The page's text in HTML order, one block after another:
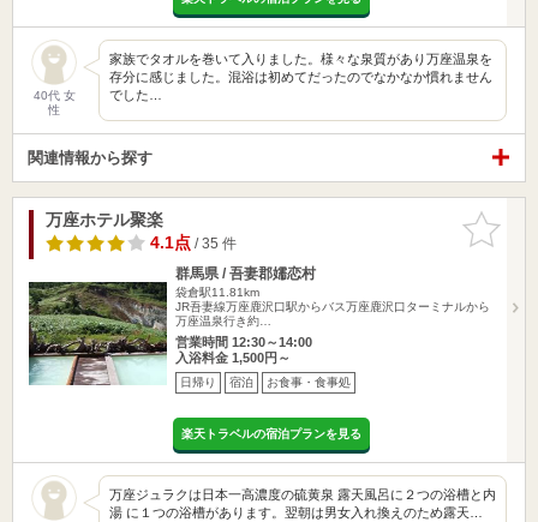
40代 女
性
家族でタオルを巻いて入りました。様々な泉質があり万座温泉を
存分に感じました。混浴は初めてだったのでなかなか慣れません
でした…
関連情報から探す
お気に入
りに追加
万座ホテル聚楽
4.1点/ 35 件
群馬県 / 吾妻郡嬬恋村
袋倉駅11.81km
JR吾妻線万座鹿沢口駅からバス万座鹿沢口ターミナルから
万座温泉行き約…
営業時間 12:30～14:00
入浴料金 1,500円～
日帰り 宿泊 お食事・食事処
楽天トラベルの宿泊プランを見る
万座ジュラクは日本一高濃度の硫黄泉 露天風呂に２つの浴槽と内
湯 に１つの浴槽があります。翌朝は男女入れ換えのため露天…